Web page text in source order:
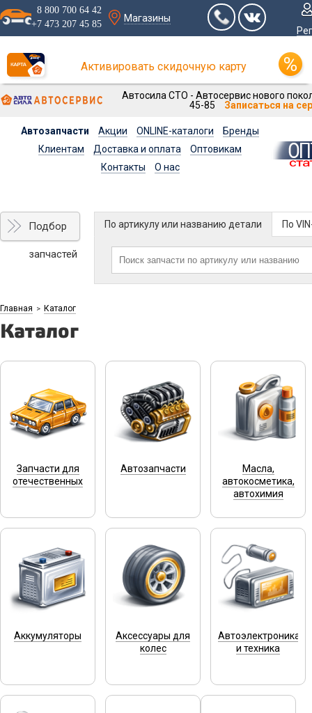
8 800 700 64 42
+7 473 207 45 85
Магазины
Активировать скидочную карту
Автосила СТО - Автосервис нового
45-85
Записаться на
Автозапчасти Акции ONLINE-каталоги
Бренды
Клиентам
Доставка и оплата
Оптовикам
Контакты
О нас
Подбор
запчастей
По артикулу или названию детали По
Главная > Каталог
Каталог
Запчасти для
отечественных
Автозапчасти
Масла,
автокосметика,
автохимия
Аккумуляторы
Аксессуары для
колес
Автоэлектроника
и техника